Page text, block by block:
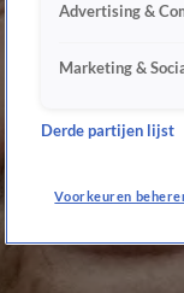
Advertising &
Marketing &
Derde partijen lijst
Voorkeuren